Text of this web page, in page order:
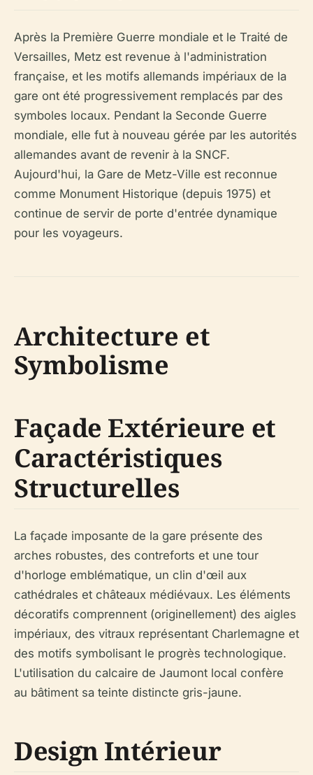
Après la Première Guerre mondiale et le Traité de
Versailles, Metz est revenue à l'administration
française, et les motifs allemands impériaux de la
gare ont été progressivement remplacés par des
symboles locaux. Pendant la Seconde Guerre
mondiale, elle fut à nouveau gérée par les autorités
allemandes avant de revenir à la SNCF.
Aujourd'hui, la Gare de Metz-Ville est reconnue
comme Monument Historique (depuis 1975) et
continue de servir de porte d'entrée dynamique
pour les voyageurs.
Architecture et
Symbolisme
Façade Extérieure et
Caractéristiques
Structurelles
La façade imposante de la gare présente des
arches robustes, des contreforts et une tour
d'horloge emblématique, un clin d'œil aux
cathédrales et châteaux médiévaux. Les éléments
décoratifs comprennent (originellement) des aigles
impériaux, des vitraux représentant Charlemagne et
des motifs symbolisant le progrès technologique.
L'utilisation du calcaire de Jaumont local confère
au bâtiment sa teinte distincte gris-jaune.
Design Intérieur